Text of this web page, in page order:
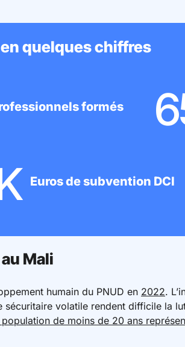
quelques chiffres
formés
Euros de subvention DCI
Mali
humain du PNUD en 2022.
sécuritaire volatile rendent difficile la
population de moins de 20 ans